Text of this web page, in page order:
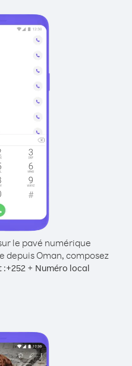
le pavé numérique
depuis Oman, composez
:+252 + Numéro local